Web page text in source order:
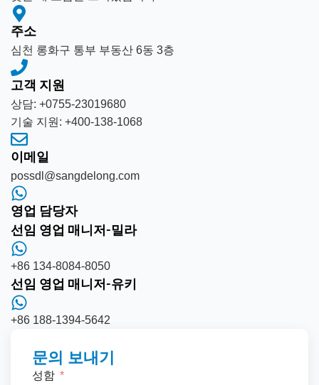
주소
심천 롱화구 통부 부동산 6동 3층
고객 지원
상담: +0755-23019680
기술 지원: +400-138-1068
이메일
possdl@sangdelong.com
영업 담당자
선임 영업 매니저-밀라
+86 134-8084-8050
선임 영업 매니저-유키
+86 188-1394-5642
문의 보내기
성함